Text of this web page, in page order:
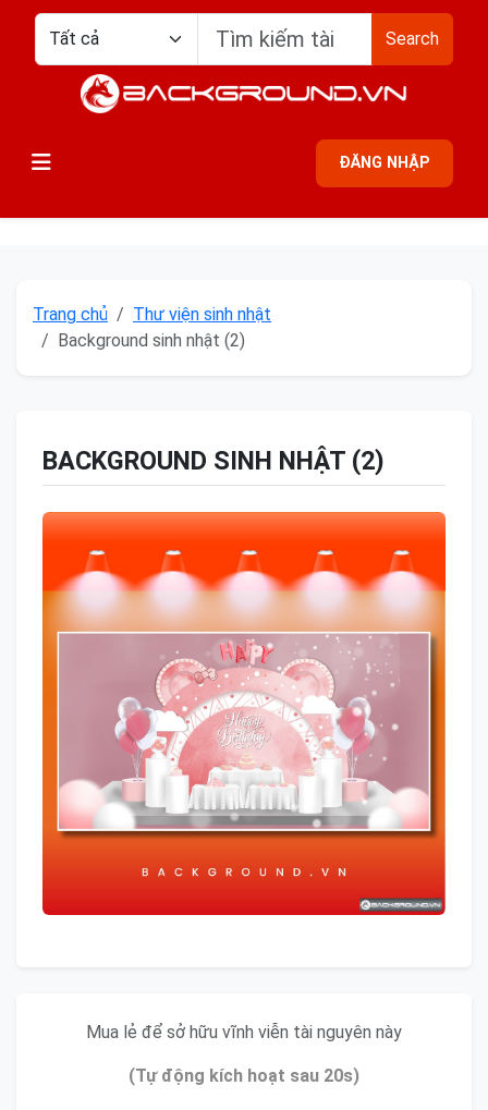
Search
ĐĂNG NHẬP
Trang chủ
Thư viện sinh nhật
Background sinh nhật (2)
BACKGROUND SINH NHẬT (2)
Mua lẻ để sở hữu vĩnh viễn tài nguyên này
(Tự động kích hoạt sau 20s)